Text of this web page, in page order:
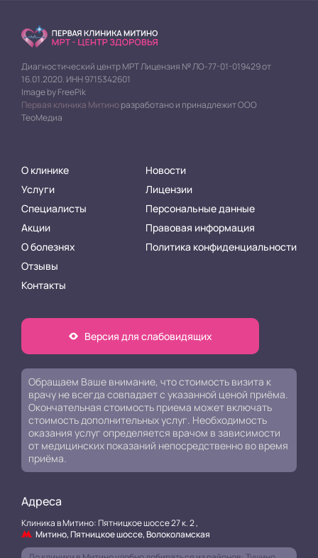
Диагностический центр МРТ Лицензия № ЛО-77-01-019429 от
16.01.2020. ИНН 9715342601
Image by FreePik
Первая клиника Митиноразработано и принадлежит ООО
ТеоМедиа
О клинике
Услуги
Специалисты
Акции
О болезнях
Отзывы
Контакты
Новости
Лицензии
Персональные данные
Правовая информация
Политика конфиденциальности
Версия для слабовидящих
Обращаем Ваше внимание, что стоимость визита к
врачу не всегда совпадает с указанной ценой приёма.
Окончательная стоимость приема может включать
стоимость дополнительных услуг. Необходимость
оказания услуг определяется врачом в зависимости
от медицинских показаний непосредственно во время
приёма.
Адреса
Клиника в Митино: Пятницкое шоссе 27 к. 2 ,
Митино, Пятницкое шоссе, Волоколамская